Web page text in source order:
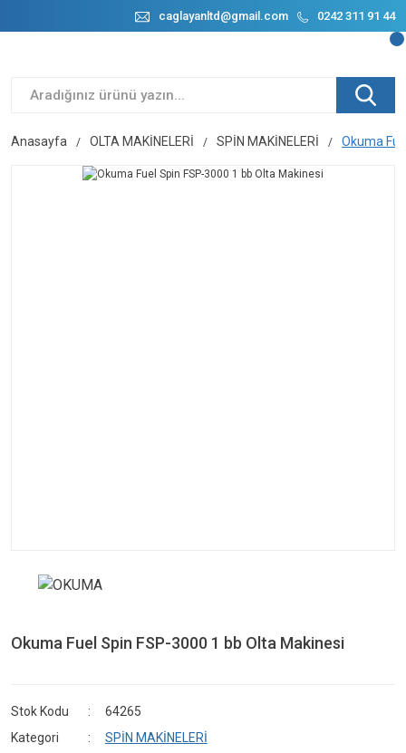
caglayanltd@gmail.com 0242 311 91 44
Anasayfa OLTA MAKİNELERİ SPİN MAKİNELERİ Okuma
Okuma Fuel Spin FSP-3000 1 bb Olta Makinesi
Stok Kodu
64265
Kategori
SPİN MAKİNELERİ